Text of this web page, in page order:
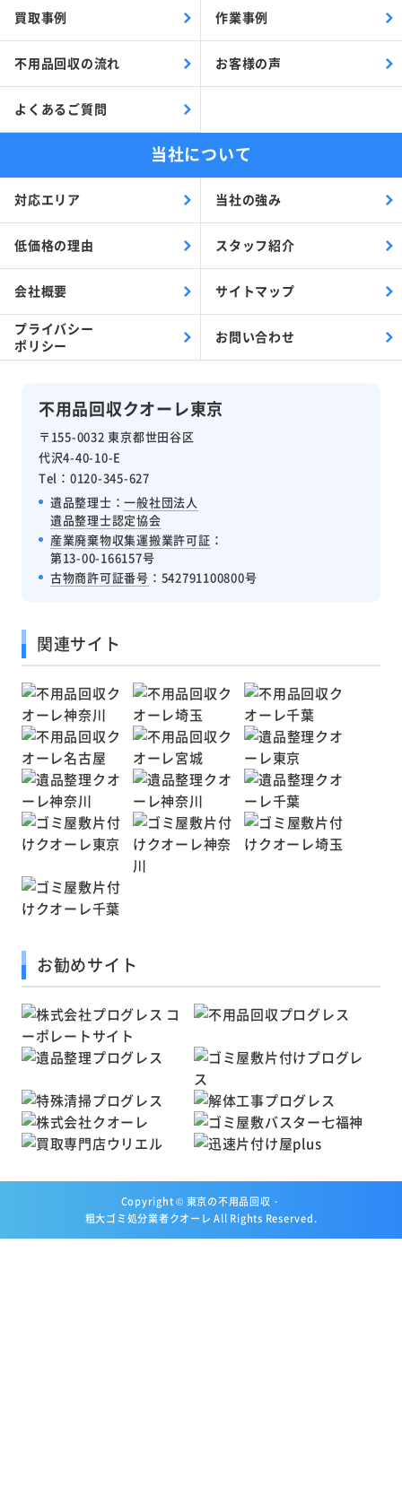
不用品回収クオーレ東京
〒155-0032 東京都世田谷区
代沢4-40-10-E
Tel：0120-345-627
遺品整理士：一般社団法人
遺品整理士認定協会
産業廃棄物収集運搬業許可証 ：
第13-00-166157号
古物商許可証番号 ：542791100800号
買取事例 作業事例
不用品回収の流れ お客様の声
よくあるご質問
当社について
対応エリア 当社の強み
低価格の理由 スタッフ紹介
会社概要 サイトマップ
プライバシー
ポリシー
お問い合わせ
関連サイト
お勧めサイト
Copyright © 東京の不用品回収・
粗大ゴミ処分業者クオーレ All Rights Reserved.